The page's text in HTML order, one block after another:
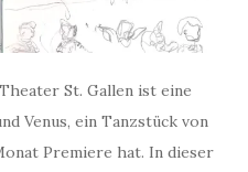
St. Gallen ist eine
Venus, ein Tanzstück von
Premiere hat. In dieser